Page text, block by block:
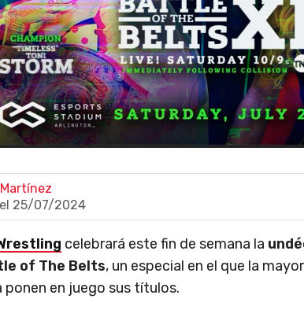
25/07/2024
celebrará este fin de semana la
of The Belts, un especial en el que la
ponen en juego sus títulos.